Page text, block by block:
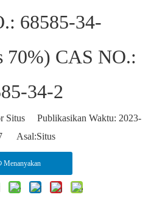
68585-34-
70%) CAS NO.:
34-2
Situs Publikasikan Waktu: 2023-
Asal:Situs
Menanyakan